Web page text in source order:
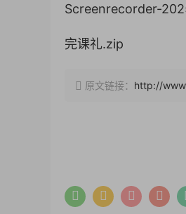
Screenrecorder-
完课礼.zip
原文链接： http://